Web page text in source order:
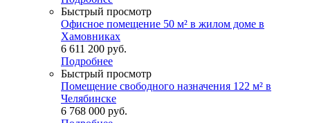
Быстрый просмотр
Офисное помещение 50 м² в жилом доме в
Хамовниках
6 611 200 руб.
Подробнее
Быстрый просмотр
Помещение свободного назначения 122 м² в
Челябинске
6 768 000 руб.